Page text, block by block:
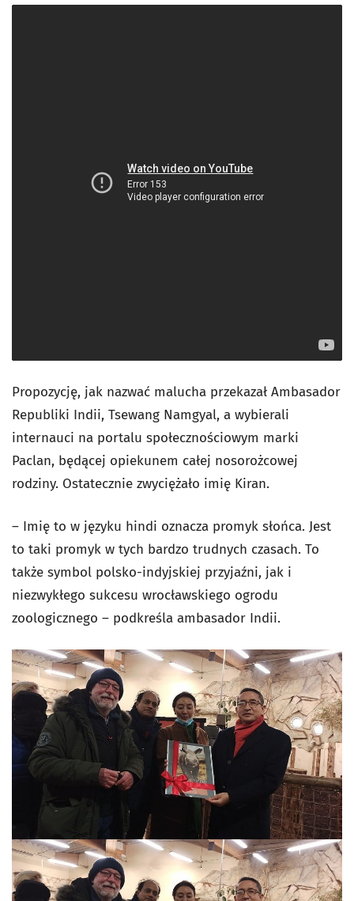
Propozycję, jak nazwać malucha przekazałAmbasador
Republiki Indii, Tsewang Namgyal, a wybierali
internauci na portalu społecznościowym marki
Paclan, będącej opiekunem całej nosorożcowej
rodziny. Ostatecznie zwyciężało imię Kiran.
– Imię to w języku hindi oznacza promyk słońca. Jest
to taki promyk w tych bardzo trudnych czasach. To
także symbol polsko-indyjskiej przyjaźni, jak i
niezwykłego sukcesu wrocławskiego ogrodu
zoologicznego – podkreśla ambasador Indii.